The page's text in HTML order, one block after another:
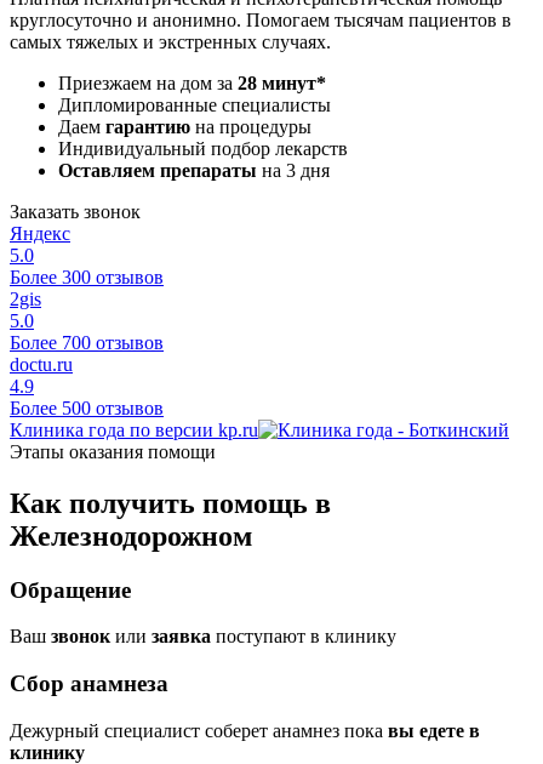
круглосуточно и анонимно. Помогаем тысячам пациентов в
самых тяжелых и экстренных случаях.
Приезжаем на дом за 28 минут*
Дипломированные специалисты
Даем гарантию на процедуры
Индивидуальный подбор лекарств
Оставляем препараты на 3 дня
Заказать звонок
Яндекс
5.0
Более 300 отзывов
2gis
5.0
Более 700 отзывов
doctu.ru
4.9
Более 500 отзывов
Клиника года по версии kp.ru
Этапы оказания помощи
Как получить помощь в
Железнодорожном
Обращение
Ваш звонокили заявка поступают в клинику
Сбор анамнеза
Дежурный специалист соберет анамнез пока вы едете в
клинику